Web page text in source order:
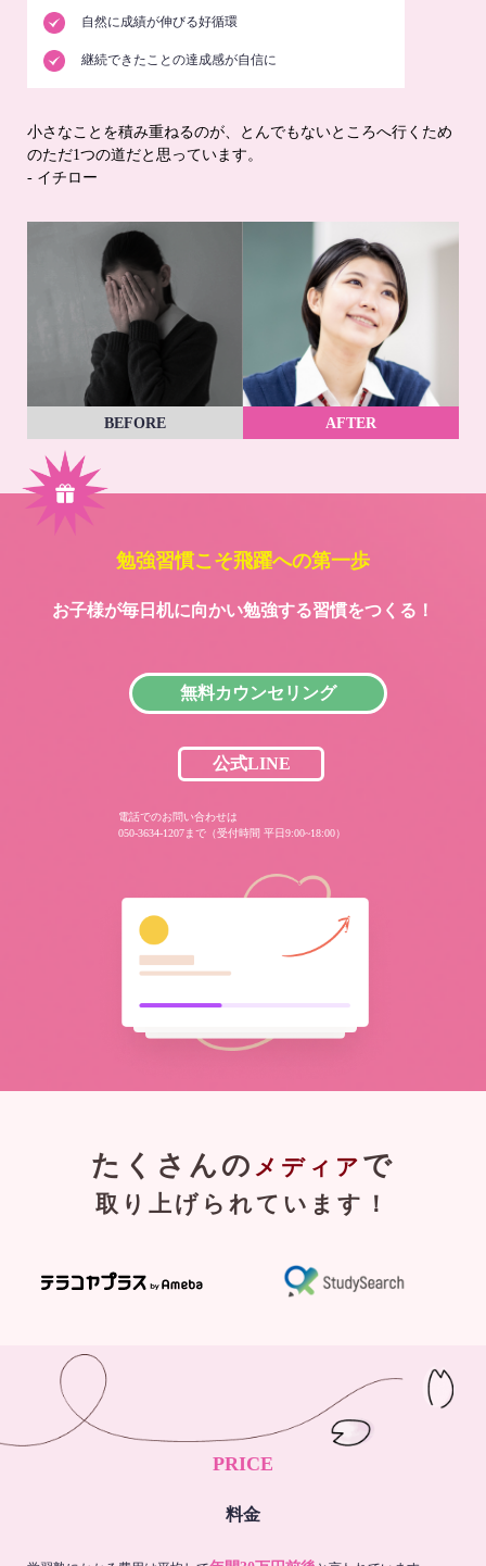
自然に成績が伸びる好循環
継続できたことの達成感が自信に
小さなことを積み重ねるのが、とんでもないところへ行くため
のただ1つの道だと思っています。
- イチロー
BEFORE AFTER
勉強習慣こそ飛躍への第一歩
お子様が毎日机に向かい勉強する習慣をつくる！
無料カウンセリング
公式LINE
電話でのお問い合わせは
050-3634-1207まで（受付時間 平日9:00~18:00）
たくさんの メディア で
取り上げられています！
PRICE
料金